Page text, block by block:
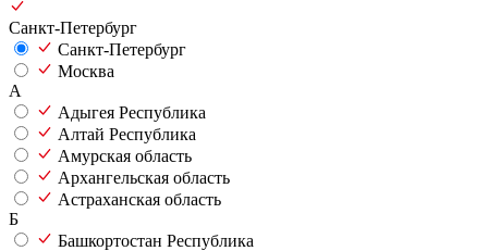
Санкт-Петербург
Санкт-Петербург
Москва
А
Адыгея Республика
Алтай Республика
Амурская область
Архангельская область
Астраханская область
Б
Башкортостан Республика